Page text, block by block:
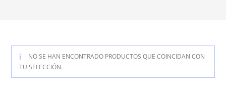
NO SE HAN ENCONTRADO PRODUCTOS QUE COINCIDAN CON
TU SELECCIÓN.